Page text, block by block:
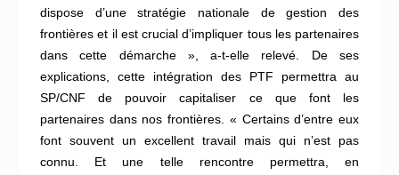
dispose d’une stratégie nationale de gestion des
frontières et il est crucial d’impliquer tous les partenaires
dans cette démarche », a-t-elle relevé. De ses
explications, cette intégration des PTF permettra au
SP/CNF de pouvoir capitaliser ce que font les
partenaires dans nos frontières. « Certains d’entre eux
font souvent un excellent travail mais qui n’est pas
connu. Et une telle rencontre permettra, en